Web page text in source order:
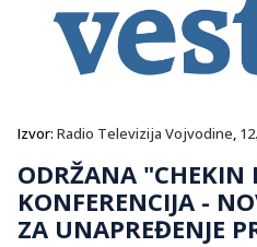
Izvor: Radio Televizija Vojvodine,
ODRŽANA "CHEKIN
KONFERENCIJA -
ZA UNAPREĐENJE